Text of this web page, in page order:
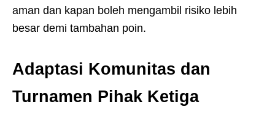
aman dan kapan boleh mengambil risiko lebih
besar demi tambahan poin.
Adaptasi Komunitas dan
Turnamen Pihak Ketiga